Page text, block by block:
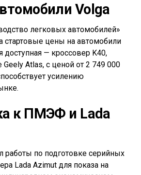
Volga
легковых автомобилей»
стартовые цены на автомобили
доступная — кроссовер K40,
Atlas, с ценой от 2 749 000
усилению
к ПМЭФ и Lada
работы по подготовке серийных
Lada Azimut для показа на